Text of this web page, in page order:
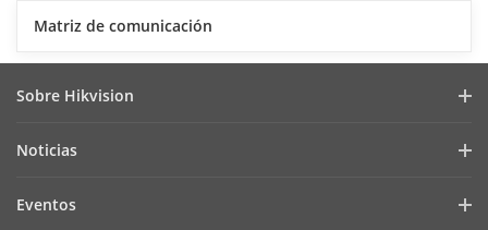
Matriz de comunicación
Sobre Hikvision
Ciberseguridad
Noticias
Eventos